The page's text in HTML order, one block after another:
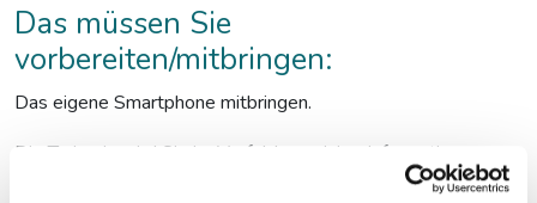
Das müssen Sie
vorbereiten/mitbringen:
Das eigene Smartphone mitbringen.
Die Trainerin wird Sie im Vorfeld um einige Informationen
bitten, um sich besser auf den Workshop vorzubereiten.